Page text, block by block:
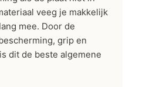
veeg je makkelijk
mee. Door de
grip en
dit de beste algemene